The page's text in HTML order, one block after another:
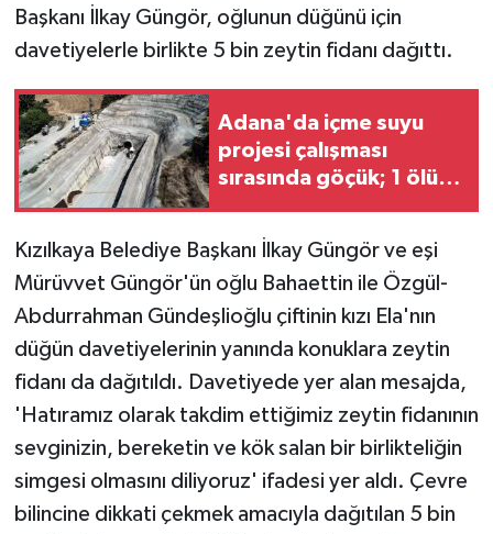
Başkanı İlkay Güngör, oğlunun düğünü için
davetiyelerle birlikte 5 bin zeytin fidanı dağıttı.
Adana'da içme suyu
projesi çalışması
sırasında göçük; 1 ölü, 1
Kızılkaya Belediye Başkanı İlkay Güngör ve eşi
Mürüvvet Güngör'ün oğlu Bahaettin ile Özgül-
Abdurrahman Gündeşlioğlu çiftinin kızı Ela'nın
düğün davetiyelerinin yanında konuklara zeytin
fidanı da dağıtıldı. Davetiyede yer alan mesajda,
'Hatıramız olarak takdim ettiğimiz zeytin fidanının
sevginizin, bereketin ve kök salan bir birlikteliğin
simgesi olmasını diliyoruz' ifadesi yer aldı. Çevre
bilincine dikkati çekmek amacıyla dağıtılan 5 bin